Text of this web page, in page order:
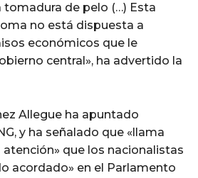
de pelo (…) Esta
no está dispuesta a
económicos que le
central», ha advertido la
Allegue ha apuntado
y ha señalado que «llama
que los nacionalistas
acordado» en el Parlamento